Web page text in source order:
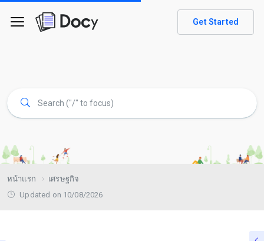
Get Started
หน้าแรก
เศรษฐกิจ
Updated on 10/08/2026